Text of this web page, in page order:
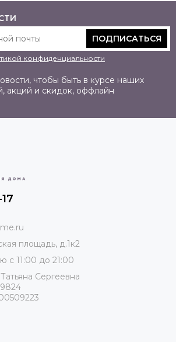
ПОДПИСАТЬСЯ
конфиденциальности
чтобы быть в курсе наших
акций и скидок, оффлайн
площадь, д.1к2
с 11:00 до 21:00
Сергеевна